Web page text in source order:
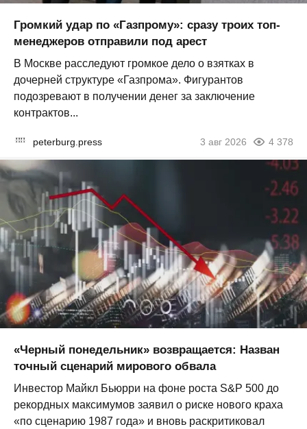
Громкий удар по «Газпрому»: сразу троих топ-
менеджеров отправили под арест
В Москве расследуют громкое дело о взятках в
дочерней структуре «Газпрома». Фигурантов
подозревают в получении денег за заключение
контрактов...
peterburg.press 3 авг 2026 4 378
«Черный понедельник» возвращается: Назван
точный сценарий мирового обвала
Инвестор Майкл Бьюрри на фоне роста S&P 500 до
рекордных максимумов заявил о риске нового краха
«по сценарию 1987 года» и вновь раскритиковал